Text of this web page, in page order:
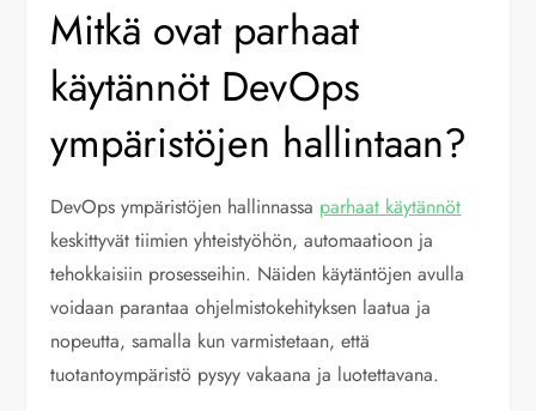
Mitkä ovat parhaat
käytännöt DevOps
ympäristöjen hallintaan?
DevOps ympäristöjen hallinnassa parhaat käytännöt
keskittyvät tiimien yhteistyöhön, automaatioon ja
tehokkaisiin prosesseihin. Näiden käytäntöjen avulla
voidaan parantaa ohjelmistokehityksen laatua ja
nopeutta, samalla kun varmistetaan, että
tuotantoympäristö pysyy vakaana ja luotettavana.